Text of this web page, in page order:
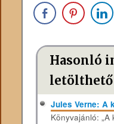
Hasonló
Jules Verne: A
Könyvajánló: